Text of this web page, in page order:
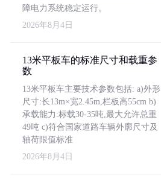
障电力系统稳定运行。
2026年8月4日
13米平板车的标准尺寸和载重参
数
13米平板车主要技术参数包括: a)外形
尺寸:长13m×宽2.45m,栏板高55cm b)
承载能力:标载30-35吨,最大允许总重
49吨 c)符合国家道路车辆外廓尺寸及
轴荷限值标准
2026年8月4日